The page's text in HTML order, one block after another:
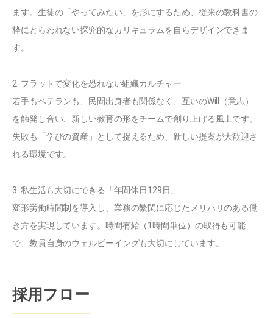
ます。生徒の「やってみたい」を形にするため、従来の教科書の
枠にとらわれない探究的なカリキュラムを自らデザインできま
す。
2. フラットで変化を恐れない組織カルチャー
若手もベテランも、民間出身者も関係なく、互いのWill（意志）
を触発し合い、新しい教育の形をチームで創り上げる風土です。
失敗も「学びの資産」として捉えるため、新しい提案が大歓迎さ
れる環境です。
3. 私生活も大切にできる「年間休日129日」
変形労働時間制を導入し、業務の繁閑に応じたメリハリのある働
き方を実現しています。時間有給（1時間単位）の取得も可能
で、教員自身のウェルビーイングも大切にしています。
採用フロー